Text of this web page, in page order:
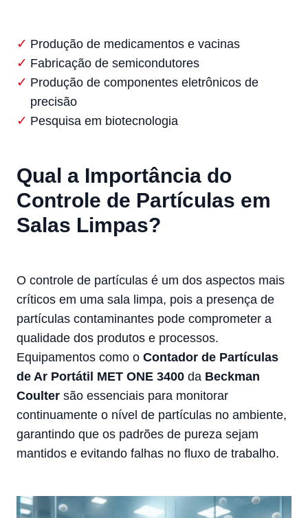
Produção de medicamentos e vacinas
Fabricação de semicondutores
Produção de componentes eletrônicos de
precisão
Pesquisa em biotecnologia
Qual a Importância do
Controle de Partículas em
Salas Limpas?
O controle de partículas é um dos aspectos mais
críticos em uma sala limpa, pois a presença de
partículas contaminantes pode comprometer a
qualidade dos produtos e processos.
Equipamentos como o Contador de Partículas
de Ar Portátil MET ONE 3400 da Beckman
Coulter são essenciais para monitorar
continuamente o nível de partículas no ambiente,
garantindo que os padrões de pureza sejam
mantidos e evitando falhas no fluxo de trabalho.